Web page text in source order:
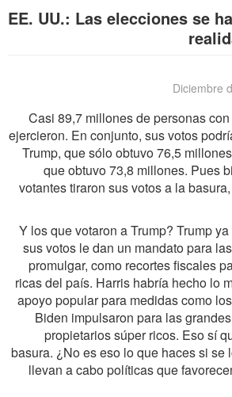
EE. UU.: Las elecciones se
Casi 89,7 millones de personas
ejercieron. En conjunto, sus votos
Trump, que sólo obtuvo 76,5
que obtuvo 73,8 millones. Pues
votantes tiraron sus votos a la
¿Y los que votaron a Trump? Trump
sus votos le dan un mandato para
promulgar, como recortes fiscales
ricas del país. Harris habría hecho lo
apoyo popular para medidas como
Biden impulsaron para las
propietarios súper ricos. Eso sí
basura. ¿No es eso lo que haces si se
llevan a cabo políticas que